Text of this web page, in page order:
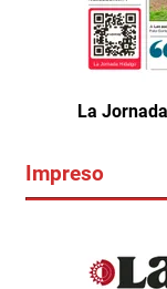
La
Impreso